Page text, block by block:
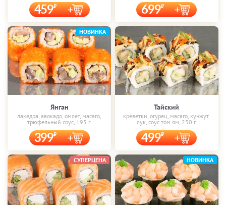
459 699
Янган
лакедра, авокадо, омлет, масаго,
трюфельный соус, 195 г.
399
НОВИНКА
Тайский
креветки, огурец, масаго, кунжут,
лук, соус том ям, 230 г.
499
СУПЕРЦЕНА НОВИНКА